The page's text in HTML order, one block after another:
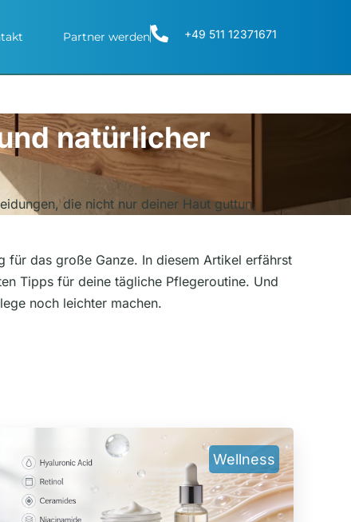
Partner werden +49 511 12371671
natürlicher
die nicht nur deiner Haut guttun,
für das große Ganze. In diesem Artikel erfährst
Tipps für deine tägliche Pflegeroutine. Und
noch leichter machen.
Wellness